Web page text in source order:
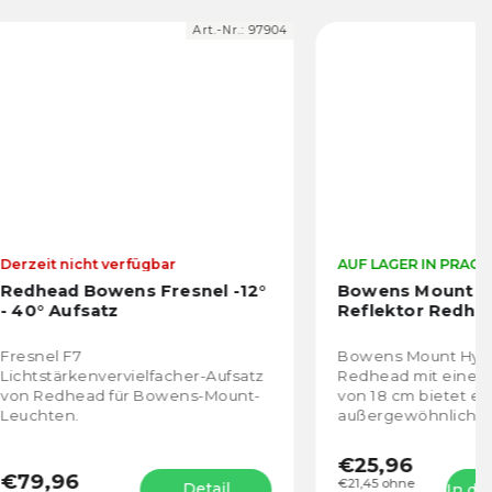
-12°
Aufsatz
Mount-
Bowens Mount Hyper
Reflektor Redhead - (18 cm)
AUF LAGER IN PRAG
€21,45 ohne
€25,96
Bowens Mount Hyper Reflektor
Redhead mit einem Durchmesser
von 18 cm bietet eine
außergewöhnliche Lichtleistung
vielseitigen Bowens-Bajonetts
und des...